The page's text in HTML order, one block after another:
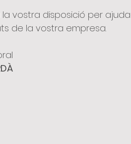
la vostra disposició per
de la vostra empresa.